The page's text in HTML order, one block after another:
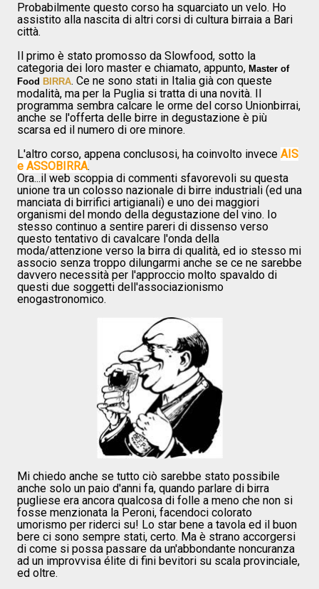
Probabilmente questo corso ha squarciato un velo. Ho
assistito alla nascita di altri corsi di cultura birraia a Bari
città.
Il primo è stato promosso da Slowfood, sotto la
categoria dei loro master e chiamato, appunto, Master of
Food BIRRA. Ce ne sono stati in Italia già con queste
modalità, ma per la Puglia si tratta di una novità. Il
programma sembra calcare le orme del corso Unionbirrai,
anche se l'offerta delle birre in degustazione è più
scarsa ed il numero di ore minore.
L'altro corso, appena conclusosi, ha coinvolto invece AIS
e ASSOBIRRA.
Ora...il web scoppia di commenti sfavorevoli su questa
unione tra un colosso nazionale di birre industriali (ed una
manciata di birrifici artigianali) e uno dei maggiori
organismi del mondo della degustazione del vino. Io
stesso continuo a sentire pareri di dissenso verso
questo tentativo di cavalcare l'onda della
moda/attenzione verso la birra di qualità, ed io stesso mi
associo senza troppo dilungarmi anche se ce ne sarebbe
davvero necessità per l'approccio molto spavaldo di
questi due soggetti dell'associazionismo
enogastronomico.
Mi chiedo anche se tutto ciò sarebbe stato possibile
anche solo un paio d'anni fa, quando parlare di birra
pugliese era ancora qualcosa di folle a meno che non si
fosse menzionata la Peroni, facendoci colorato
umorismo per riderci su! Lo star bene a tavola ed il buon
bere ci sono sempre stati, certo. Ma è strano accorgersi
di come si possa passare da un'abbondante noncuranza
ad un improvvisa élite di fini bevitori su scala provinciale,
ed oltre.